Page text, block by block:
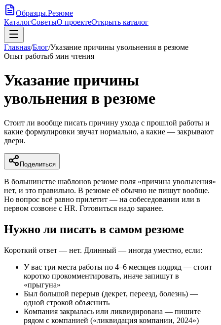
Образцы.Резюме
КаталогСоветыО проектеОткрыть каталог
Главная/Блог/Указание причины увольнения в резюме
Опыт работы6 мин чтения
Указание причины
увольнения в резюме
Стоит ли вообще писать причину ухода с прошлой работы и
какие формулировки звучат нормально, а какие — закрывают
двери.
Поделиться
В большинстве шаблонов резюме поля «причина увольнения»
нет, и это правильно. В резюме её обычно не пишут вообще.
Но вопрос всё равно прилетит — на собеседовании или в
первом созвоне с HR. Готовиться надо заранее.
Нужно ли писать в самом резюме
Короткий ответ — нет. Длинный — иногда уместно, если:
У вас три места работы по 4–6 месяцев подряд — стоит
коротко прокомментировать, иначе запишут в
«прыгуна»
Был большой перерыв (декрет, переезд, болезнь) —
одной строкой объяснить
Компания закрылась или ликвидирована — пишите
рядом с компанией («ликвидация компании, 2024»)